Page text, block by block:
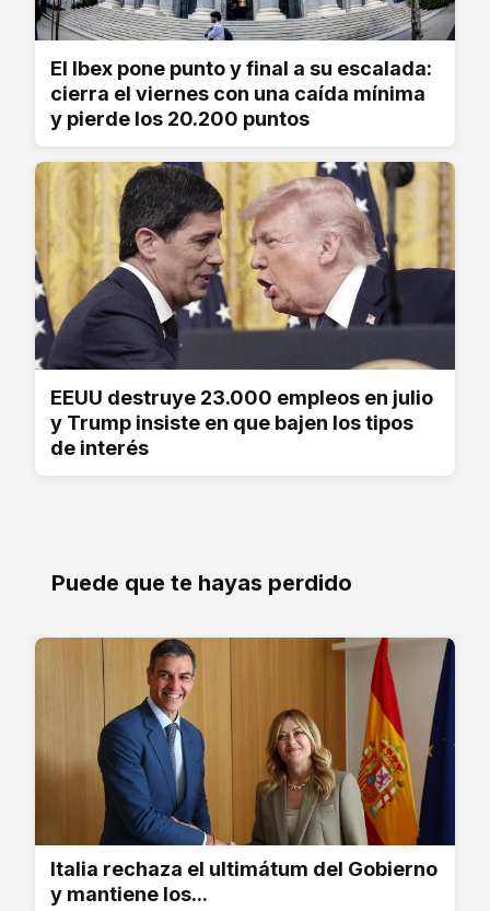
El Ibex pone punto y final a su escalada:
cierra el viernes con una caída mínima
y pierde los 20.200 puntos
EEUU destruye 23.000 empleos en julio
y Trump insiste en que bajen los tipos
de interés
Puede que te hayas perdido
Italia rechaza el ultimátum del Gobierno
y mantiene los...